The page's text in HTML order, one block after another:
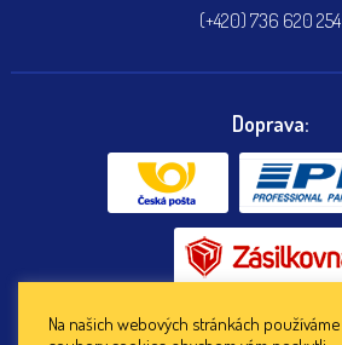
(+420) 736 620 254
Doprava:
Na našich webových stránkách používáme